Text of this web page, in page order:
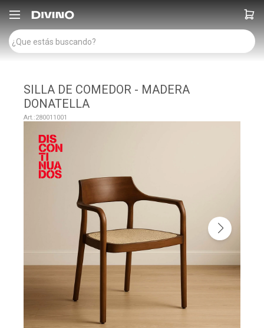

SILLA DE COMEDOR - MADERA
DONATELLA
280011001